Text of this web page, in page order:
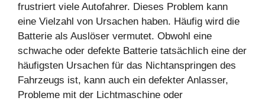
frustriert viele Autofahrer. Dieses Problem kann
eine Vielzahl von Ursachen haben. Häufig wird die
Batterie als Auslöser vermutet. Obwohl eine
schwache oder defekte Batterie tatsächlich eine der
häufigsten Ursachen für das Nichtanspringen des
Fahrzeugs ist, kann auch ein defekter Anlasser,
Probleme mit der Lichtmaschine oder